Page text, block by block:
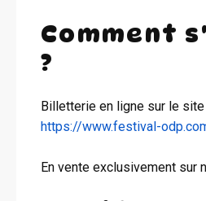
Comment
?
Billetterie en ligne sur le site
https://www.festival-
En vente exclusivement sur